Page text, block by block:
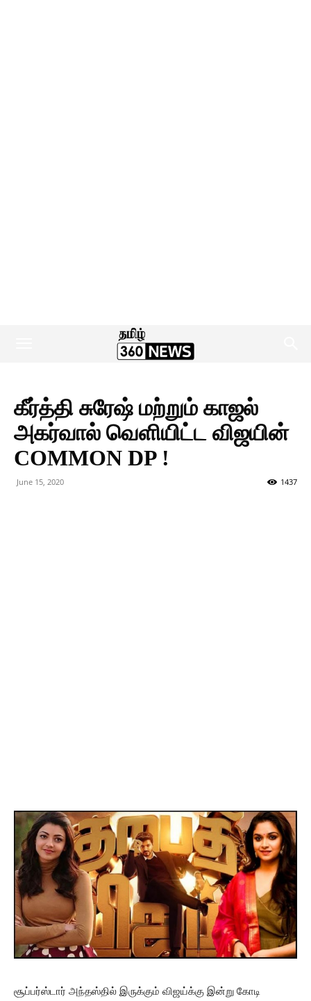
கீர்த்தி சுரேஷ் மற்றும் காஜல்
அகர்வால் வெளியிட்ட விஜயின்
COMMON DP !
June 15, 2020 1437
சூப்பர்ஸ்டார் அந்தஸ்தில் இருக்கும் விஜய்க்கு இன்று கோடி